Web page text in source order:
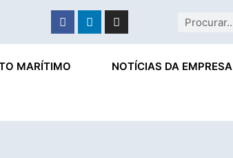
Facebook
LinkedinInstagram Procurar
MARÍTIMO NOTÍCIAS DA EMPRESA